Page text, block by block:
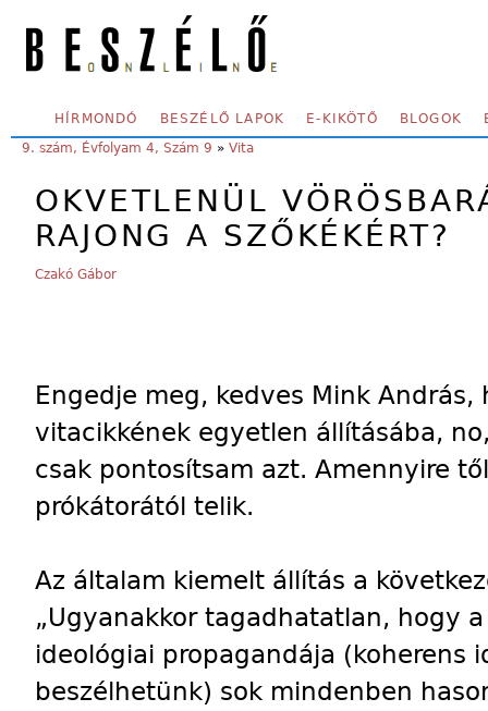
SECONDARY MENU
HÍRMONDÓ BESZÉLŐ LAPOK E-KIKÖTŐ BLOGOK
YOU ARE HERE:
9. szám, Évfolyam 4, Szám 9 » Vita
OKVETLENÜL
RAJONG A SZŐKÉKÉRT?
Czakó Gábor
Engedje meg, kedves Mink
vitacikkének egyetlen állításába,
csak pontosítsam azt. Amennyire
prókátorától telik.
Az általam kiemelt állítás a
„Ugyanakkor tagadhatatlan, hogy
ideológiai propagandája (koherens
beszélhetünk) sok mindenben